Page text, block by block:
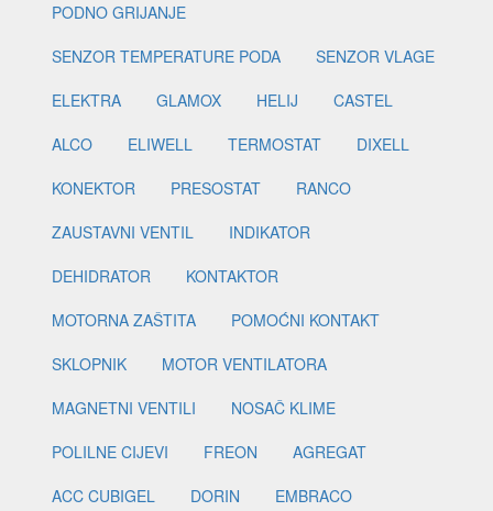
PODNO GRIJANJE
SENZOR TEMPERATURE PODA
SENZOR VLAGE
ELEKTRA
GLAMOX HELIJ
CASTEL
ALCO
ELIWELL TERMOSTAT
DIXELL
KONEKTOR
PRESOSTAT
RANCO
ZAUSTAVNI VENTIL
INDIKATOR
DEHIDRATOR
KONTAKTOR
MOTORNA ZAŠTITA
POMOĆNI KONTAKT
SKLOPNIK
MOTOR VENTILATORA
MAGNETNI VENTILI
NOSAČ KLIME
POLILNE CIJEVI
FREON
AGREGAT
ACC CUBIGEL
DORIN
EMBRACO